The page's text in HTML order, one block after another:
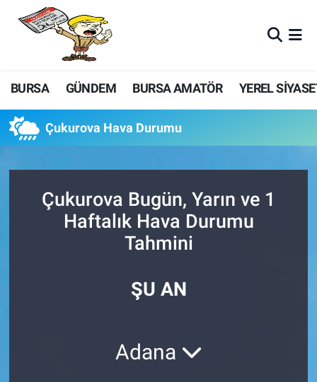
BURSA GÜNDEM BURSA AMATÖR YEREL
Çukurova Hava Durumu
Çukurova Bugün, Yarın ve 1
Haftalık Hava Durumu
Tahmini
ŞU AN
Adana